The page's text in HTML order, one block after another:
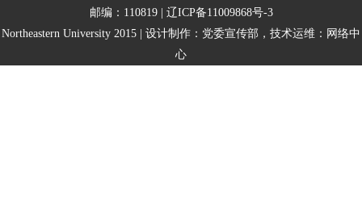
邮编：110819 | 辽ICP备11009868号-3
Northeastern University 2015 | 设计制作：党委宣传部，技术运维：网络中
心